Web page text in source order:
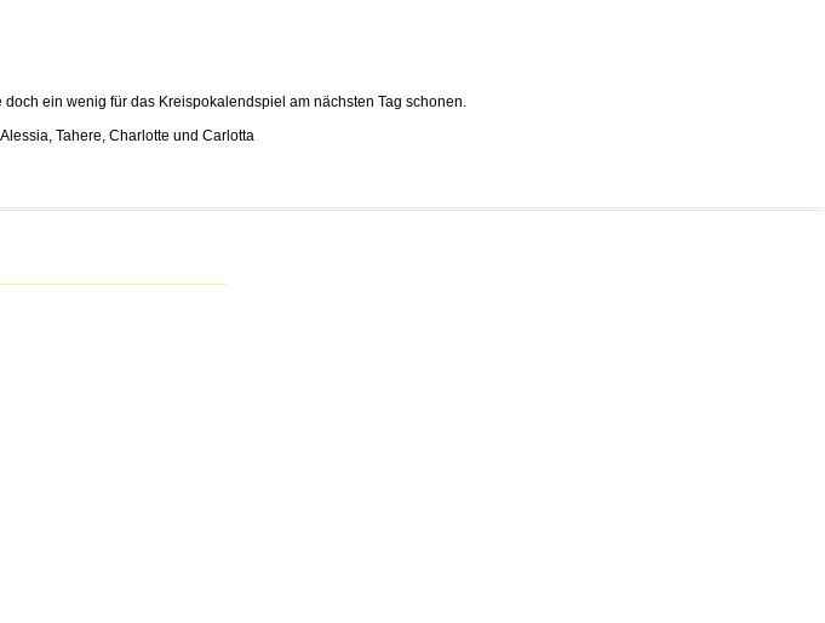
ein wenig für das Kreispokalendspiel am nächsten Tag schonen.
Tahere, Charlotte und Carlotta